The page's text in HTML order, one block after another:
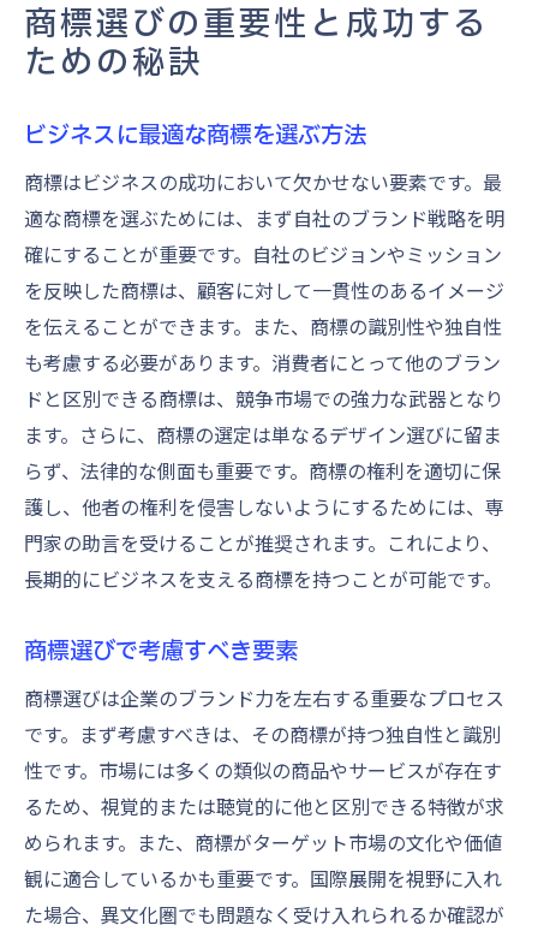
商標選びの重要性と成功する
ための秘訣
ビジネスに最適な商標を選ぶ方法
商標はビジネスの成功において欠かせない要素です。最
適な商標を選ぶためには、まず自社のブランド戦略を明
確にすることが重要です。自社のビジョンやミッション
を反映した商標は、顧客に対して一貫性のあるイメージ
を伝えることができます。また、商標の識別性や独自性
も考慮する必要があります。消費者にとって他のブラン
ドと区別できる商標は、競争市場での強力な武器となり
ます。さらに、商標の選定は単なるデザイン選びに留ま
らず、法律的な側面も重要です。商標の権利を適切に保
護し、他者の権利を侵害しないようにするためには、専
門家の助言を受けることが推奨されます。これにより、
長期的にビジネスを支える商標を持つことが可能です。
商標選びで考慮すべき要素
商標選びは企業のブランド力を左右する重要なプロセス
です。まず考慮すべきは、その商標が持つ独自性と識別
性です。市場には多くの類似の商品やサービスが存在す
るため、視覚的または聴覚的に他と区別できる特徴が求
められます。また、商標がターゲット市場の文化や価値
観に適合しているかも重要です。国際展開を視野に入れ
た場合、異文化圏でも問題なく受け入れられるか確認が